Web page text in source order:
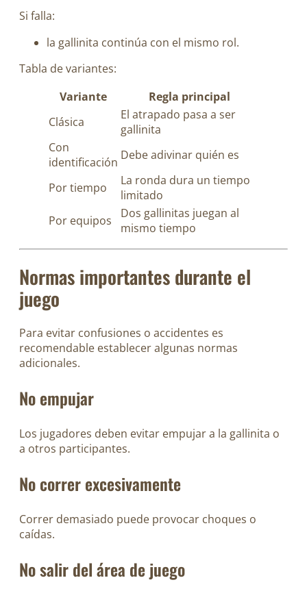
Si falla:
la gallinita continúa con el mismo rol.
Tabla de variantes:
Variante
Regla principal
Clásica
El atrapado pasa a ser
gallinita
Con
identificación Debe adivinar quién es
Por tiempo
La ronda dura un tiempo
limitado
Por equipos
Dos gallinitas juegan al
mismo tiempo
Normas importantes durante el
juego
Para evitar confusiones o accidentes es
recomendable establecer algunas normas
adicionales.
No empujar
Los jugadores deben evitar empujar a la gallinita o
a otros participantes.
No correr excesivamente
Correr demasiado puede provocar choques o
caídas.
No salir del área de juego